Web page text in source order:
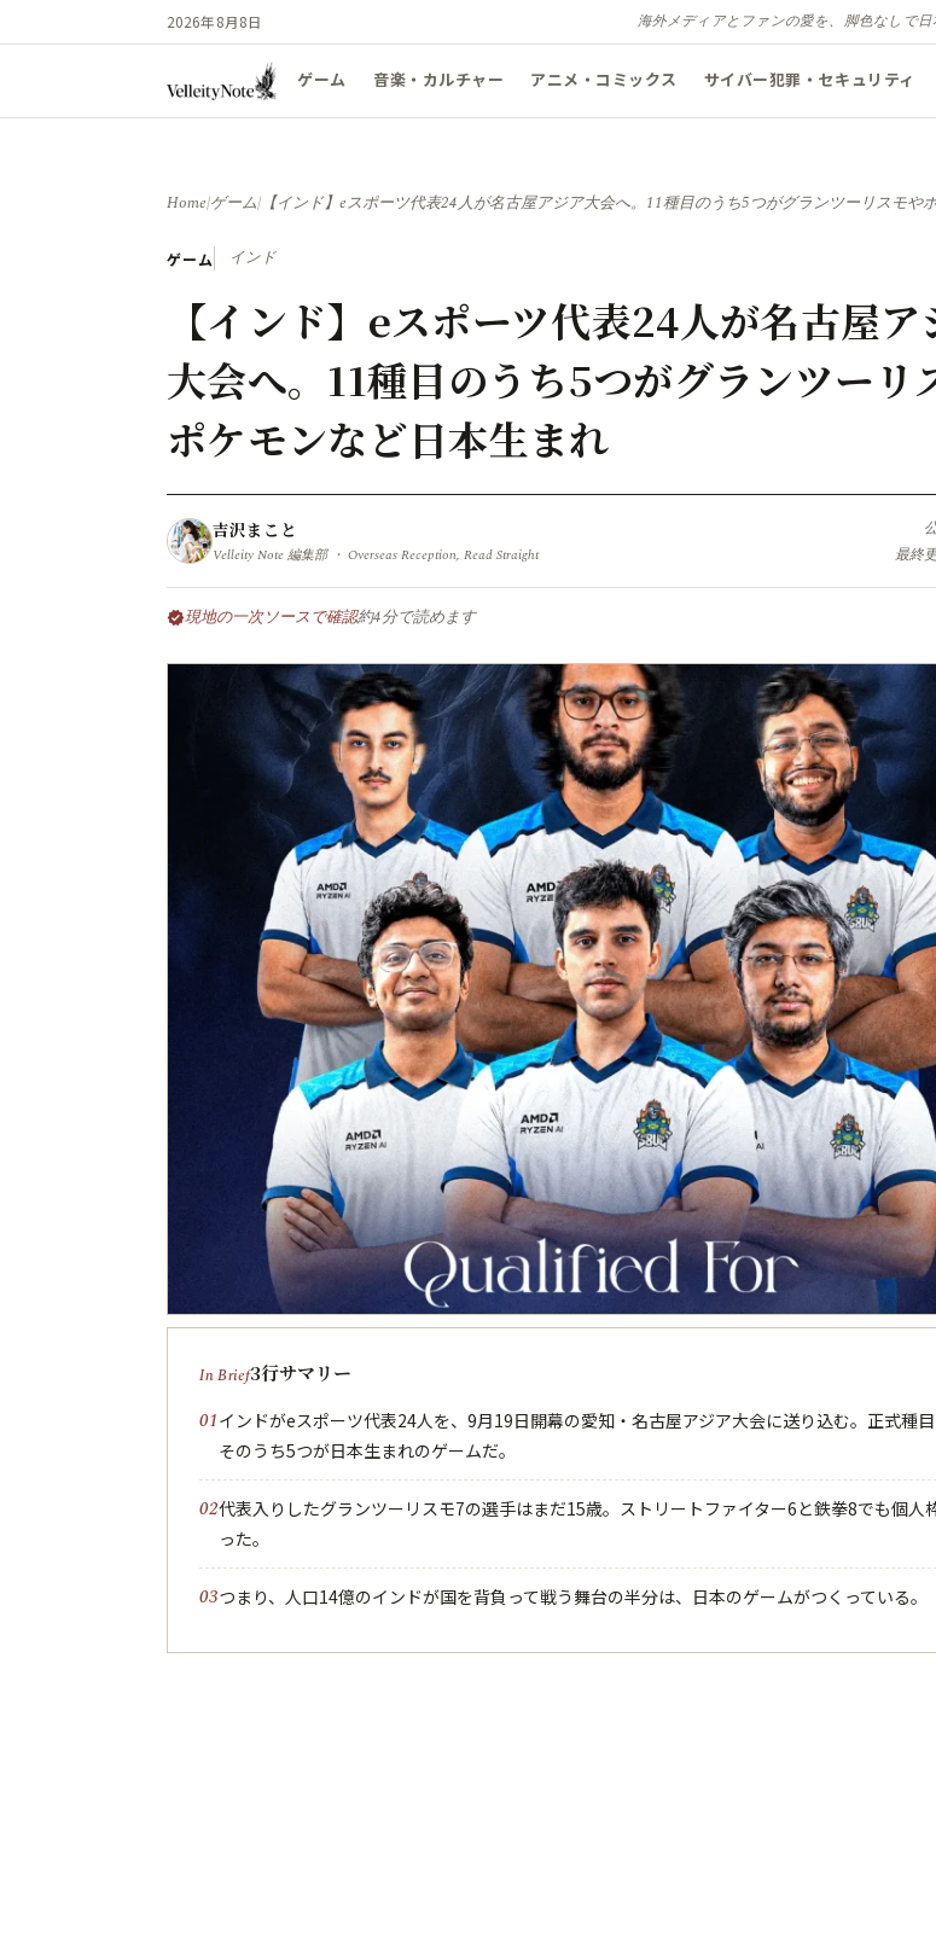
2026年8月8日 海外メディアとファンの愛を、脚色なしで
ゲーム 音楽・カルチャー アニメ・コミックス サイバー犯罪・セキュリティ
Home/ゲーム/ 【インド】eスポーツ代表24人が名古屋アジア大会へ。11種目のうち5つがグランツーリスモや
ゲーム インド
【インド】eスポーツ代表24人が名古屋ア
大会へ。11種目のうち5つがグランツーリ
ポケモンなど日本生まれ
吉沢まこと
Velleity Note 編集部 ・ Overseas Reception, Read Straight 最終
verified現地の一次ソースで確認約4分で読めます
3行サマリー
インドがeスポーツ代表24人を、9月19日開幕の愛知・名古屋アジア大会に送り込む。正式種目
そのうち5つが日本生まれのゲームだ。
代表入りしたグランツーリスモ7の選手はまだ15歳。ストリートファイター6と鉄拳8でも個人
った。
つまり、人口14億のインドが国を背負って戦う舞台の半分は、日本のゲームがつくっている。